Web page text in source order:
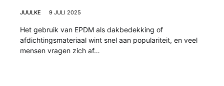
JUULKE 9 JULI 2025
Het gebruik van EPDM als dakbedekking of
afdichtingsmateriaal wint snel aan populariteit, en veel
mensen vragen zich af…